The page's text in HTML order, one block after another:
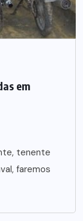
em
tenente
faremos